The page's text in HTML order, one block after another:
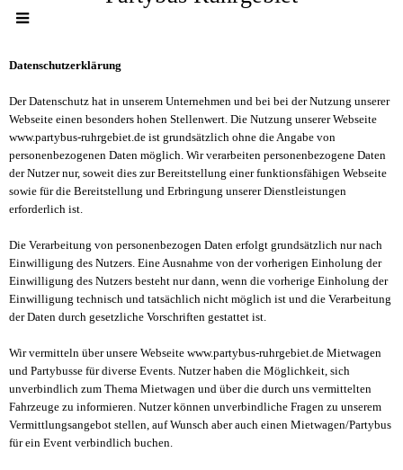
Datenschutzerklärung
Der Datenschutz hat in unserem Unternehmen und bei bei der Nutzung unserer
Webseite einen besonders hohen Stellenwert. Die Nutzung unserer Webseite
www.partybus-ruhrgebiet.de ist grundsätzlich ohne die Angabe von
personenbezogenen Daten möglich. Wir verarbeiten personenbezogene Daten
der Nutzer nur, soweit dies zur Bereitstellung einer funktionsfähigen Webseite
sowie für die Bereitstellung und Erbringung unserer Dienstleistungen
erforderlich ist.
Die Verarbeitung von personenbezogen Daten erfolgt grundsätzlich nur nach
Einwilligung des Nutzers. Eine Ausnahme von der vorherigen Einholung der
Einwilligung des Nutzers besteht nur dann, wenn die vorherige Einholung der
Einwilligung technisch und tatsächlich nicht möglich ist und die Verarbeitung
der Daten durch gesetzliche Vorschriften gestattet ist.
Wir vermitteln über unsere Webseite www.partybus-ruhrgebiet.de Mietwagen
und Partybusse für diverse Events. Nutzer haben die Möglichkeit, sich
unverbindlich zum Thema Mietwagen und über die durch uns vermittelten
Fahrzeuge zu informieren. Nutzer können unverbindliche Fragen zu unserem
Vermittlungsangebot stellen, auf Wunsch aber auch einen Mietwagen/Partybus
für ein Event verbindlich buchen.